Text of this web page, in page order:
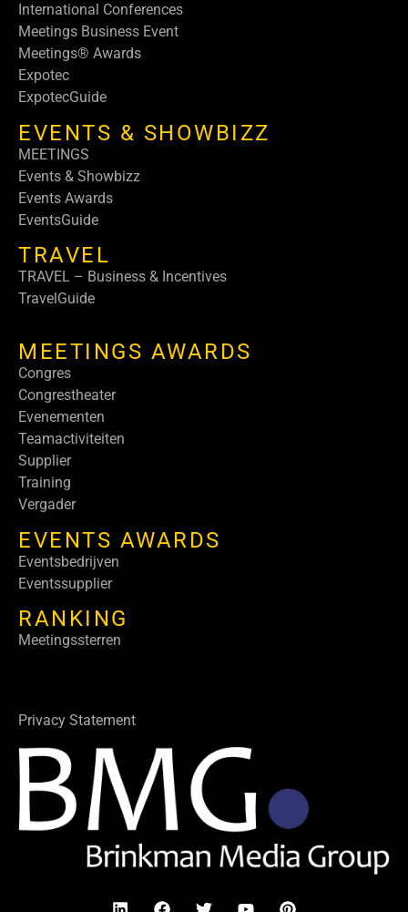
International Conferences
Meetings Business Event
Meetings® Awards
Expotec
ExpotecGuide
EVENTS & SHOWBIZZ
MEETINGS
Events & Showbizz
Events Awards
EventsGuide
TRAVEL
TRAVEL – Business & Incentives
TravelGuide
MEETINGS AWARDS
Congres
Congrestheater
Evenementen
Teamactiviteiten
Supplier
Training
Vergader
EVENTS AWARDS
Eventsbedrijven
Eventssupplier
RANKING
Meetingssterren
Privacy Statement